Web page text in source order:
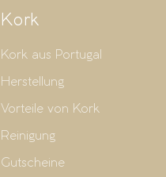
Kork
Kork aus Portugal
Herstellung
Vorteile von Kork
Reinigung
Gutscheine